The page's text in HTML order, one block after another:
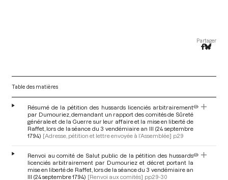
Partager
Table des matières
Résumé de la pétition des hussards licenciés arbitrairement
par Dumouriez, demandant un rapport des comités de Sûreté
générale et de la Guerre sur leur affaire et la mise en liberté de
Raffet, lors de la séance du 3 vendémiaire an III (24 septembre
1794) [Adresse, pétition et lettre envoyée à l’Assemblée] p.29
Renvoi au comité de Salut public de la pétition des hussards
licenciés arbitrairement par Dumouriez et décret portant la
mise en liberté de Raffet, lors de la séance du 3 vendémiaire an
III (24 septembre 1794) [Renvoi aux comités] pp.29-30